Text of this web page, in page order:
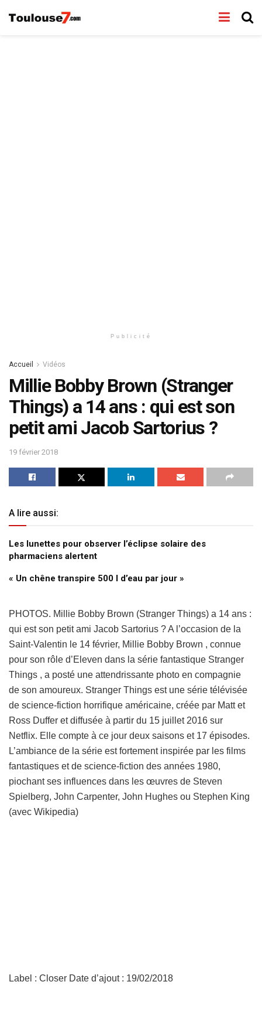
Publicité
Accueil Vidéos
Millie Bobby Brown (Stranger
Things) a 14 ans : qui est son
petit ami Jacob Sartorius ?
19 février 2018
A lire aussi:
Les lunettes pour observer l’éclipse solaire des
pharmaciens alertent
« Un chêne transpire 500 l d’eau par jour »
PHOTOS. Millie Bobby Brown (Stranger Things) a 14 ans :
qui est son petit ami Jacob Sartorius ? A l’occasion de la
Saint-Valentin le 14 février, Millie Bobby Brown , connue
pour son rôle d’Eleven dans la série fantastique Stranger
Things , a posté une attendrissante photo en compagnie
de son amoureux. Stranger Things est une série télévisée
de science-fiction horrifique américaine, créée par Matt et
Ross Duffer et diffusée à partir du 15 juillet 2016 sur
Netflix. Elle compte à ce jour deux saisons et 17 épisodes.
L’ambiance de la série est fortement inspirée par les films
fantastiques et de science-fiction des années 1980,
piochant ses influences dans les œuvres de Steven
Spielberg, John Carpenter, John Hughes ou Stephen King
(avec Wikipedia)
Label : Closer Date d’ajout : 19/02/2018